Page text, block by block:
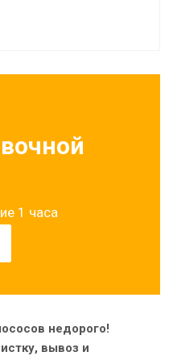
1 часа
недорого!
вывоз и